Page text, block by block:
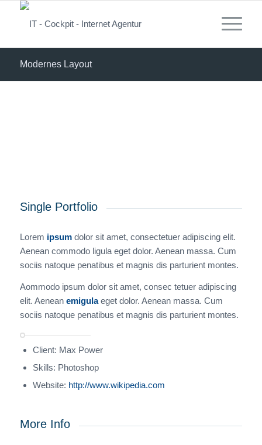
Modernes Layout
Single Portfolio
Lorem ipsumdolor sit amet, consectetuer adipiscing elit.
Aenean commodo ligula eget dolor. Aenean massa. Cum
sociis natoque penatibus et magnis dis parturient montes.
Aommodo ipsum dolor sit amet, consec tetuer adipiscing
elit. Aenean emigulaeget dolor. Aenean massa. Cum
sociis natoque penatibus et magnis dis parturient montes.
Client: Max Power
Skills: Photoshop
Website: http://www.wikipedia.com
More Info